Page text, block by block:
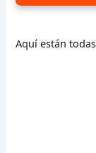
Aquí están